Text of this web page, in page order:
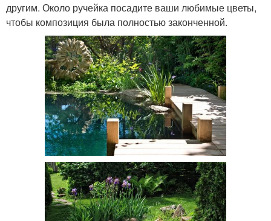
другим. Около ручейка посадите ваши любимые цветы,
чтобы композиция была полностью законченной.